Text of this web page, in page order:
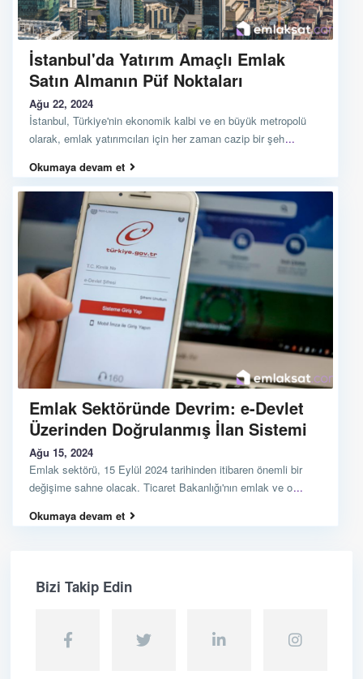
İstanbul'da Yatırım Amaçlı Emlak
Satın Almanın Püf Noktaları
Ağu 22, 2024
İstanbul, Türkiye'nin ekonomik kalbi ve en büyük metropolü
olarak, emlak yatırımcıları için her zaman cazip bir şeh...
Okumaya devam et
Emlak Sektöründe Devrim: e-Devlet
Üzerinden Doğrulanmış İlan Sistemi
Ağu 15, 2024
Emlak sektörü, 15 Eylül 2024 tarihinden itibaren önemli bir
değişime sahne olacak. Ticaret Bakanlığı'nın emlak ve o...
Okumaya devam et
Bizi Takip Edin